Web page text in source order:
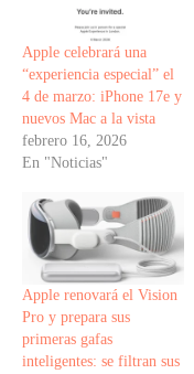
Apple celebrará una
“experiencia especial” el
4 de marzo: iPhone 17e y
nuevos Mac a la vista
febrero 16, 2026
En "Noticias"
Apple renovará el Vision
Pro y prepara sus
primeras gafas
inteligentes: se filtran sus